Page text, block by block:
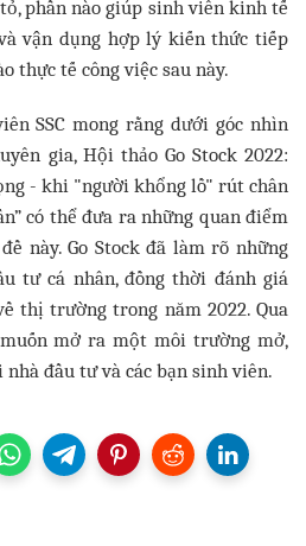
phần nào giúp sinh viên kinh tế
vận dụng hợp lý kiến thức tiếp
thực tế công việc sau này.
SSC mong rằng dưới góc nhìn
gia, Hội thảo Go Stock 2022:
- khi "người khổng lồ" rút chân
có thể đưa ra những quan điểm
này. Go Stock đã làm rõ những
tư cá nhân, đồng thời đánh giá
thị trường trong năm 2022. Qua
mở ra một môi trường mở,
đầu tư và các bạn sinh viên.